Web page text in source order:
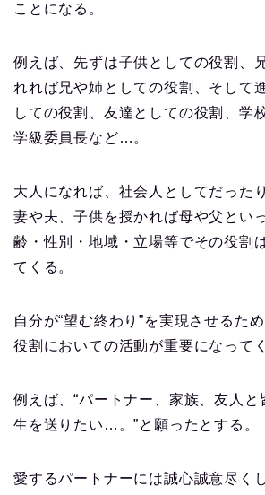
ことになる。
例えば、先ずは子供としての役割、
れれば兄や姉としての役割、そして
しての役割、友達としての役割、学
学級委員長など…。
大人になれば、社会人としてだった
妻や夫、子供を授かれば母や父とい
齢・性別・地域・立場等でその役割
てくる。
自分が“望む終わり”を実現させるた
役割においての活動が重要になって
例えば、“パートナー、家族、友人と
生を送りたい…。”と願ったとする。
愛するパートナーには誠心誠意尽く